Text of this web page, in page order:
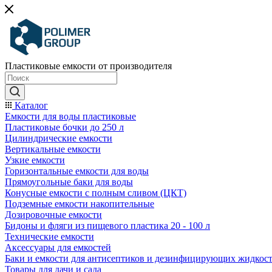
Пластиковые емкости от производителя
Каталог
Емкости для воды пластиковые
Пластиковые бочки до 250 л
Цилиндрические емкости
Вертикальные емкости
Узкие емкости
Горизонтальные емкости для воды
Прямоугольные баки для воды
Конусные емкости с полным сливом (ЦКТ)
Подземные емкости накопительные
Дозировочные емкости
Бидоны и фляги из пищевого пластика 20 - 100 л
Технические емкости
Аксессуары для емкостей
Баки и емкости для антисептиков и дезинфицирующих
Товары для дачи и сада